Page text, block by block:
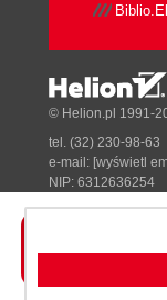
© Helion.pl 1991-
tel. (32) 230-98-63
e-mail: [wyświetl
NIP: 6312636254